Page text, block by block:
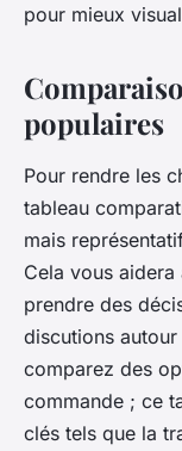
pour mieux
populaires
Pour rendre les
tableau
mais
Cela vous
prendre des
discutions
comparez des
commande ; ce
clés tels que la